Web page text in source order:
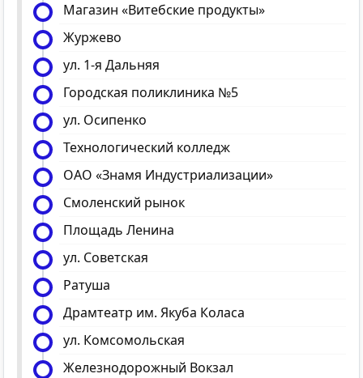
Магазин «Витебские продукты»
Журжево
ул. 1-я Дальняя
Городская поликлиника №5
ул. Осипенко
Технологический колледж
ОАО «Знамя Индустриализации»
Смоленский рынок
Площадь Ленина
ул. Советская
Ратуша
Драмтеатр им. Якуба Коласа
ул. Комсомольская
Железнодорожный Вокзал